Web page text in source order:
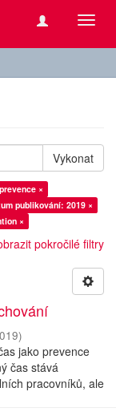
Vykonat
×
publikování: 2019 ×
×
pokročilé filtry
)
jako prevence
čas stává
pracovníků, ale